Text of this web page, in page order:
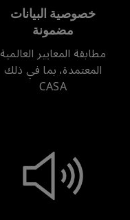
خصوصية البيانات
مضمونة
مطابقة المعايير العالمية
المعتمدة، بما في ذلك
CASA